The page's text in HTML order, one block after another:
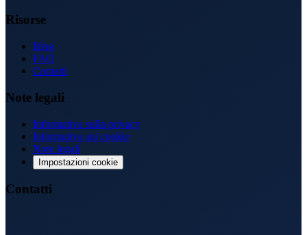
Risorse
Blog
FAQ
Contatti
Note legali
Informativa sulla privacy
Informativa sui cookie
Note legali
Impostazioni cookie
Contatti